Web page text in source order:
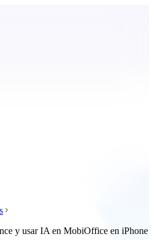
y usar IA en MobiOffice en iPhone